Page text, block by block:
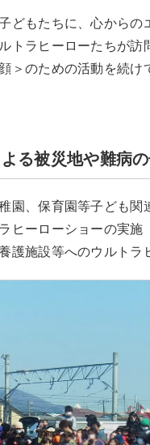
どもたちに、心から
トラヒーローたちが
＞のための活動を続け
る被災地や難病
園、保育園等子ども
ヒーローショーの実施
護施設等へのウルトラ